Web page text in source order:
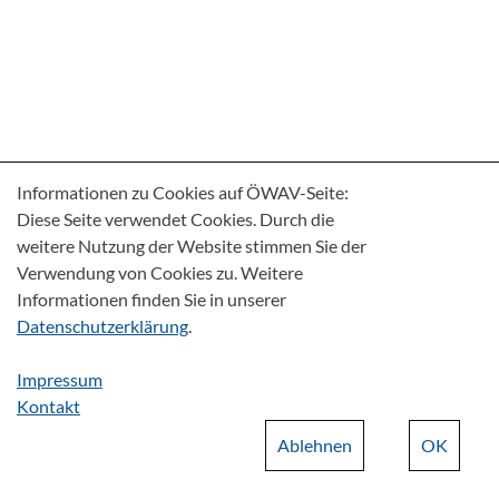
Informationen zu Cookies auf ÖWAV-Seite:
Diese Seite verwendet Cookies. Durch die
weitere Nutzung der Website stimmen Sie der
Verwendung von Cookies zu. Weitere
Informationen finden Sie in unserer
Datenschutzerklärung.
Impressum
Kontakt
OK
Ablehnen